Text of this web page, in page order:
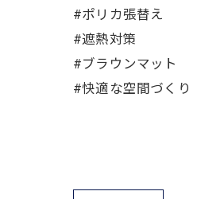
#ポリカ張替え
#遮熱対策
#ブラウンマット
#快適な空間づくり